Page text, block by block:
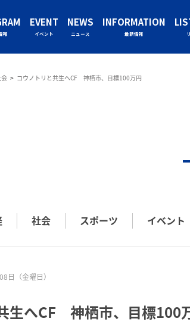
報
EVENT
イベント
NEWS
ニュース
INFORMATION
最新情報
コウノトリと共生へCF 神栖市、目標100万円
社会 スポーツ イベント
日（金曜日）
生へCF 神栖市、目標100